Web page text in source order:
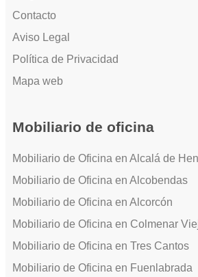
Contacto
Aviso Legal
Política de Privacidad
Mapa web
Mobiliario de oficina
Mobiliario de Oficina en Alcalá de
Mobiliario de Oficina en Alcobendas
Mobiliario de Oficina en Alcorcón
Mobiliario de Oficina en Colmenar
Mobiliario de Oficina en Tres Cantos
Mobiliario de Oficina en Fuenlabrada